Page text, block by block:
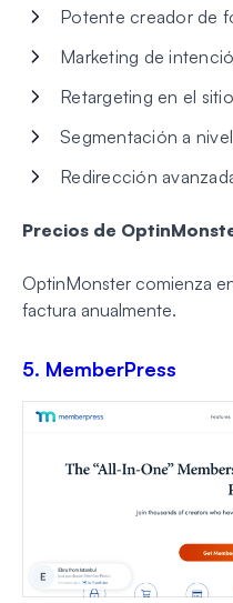
Potente creador de
Marketing de
Retargeting en el sitio
Segmentación a
Redirección
Precios de
OptinMonster comienza
factura anualmente.
5. MemberPress